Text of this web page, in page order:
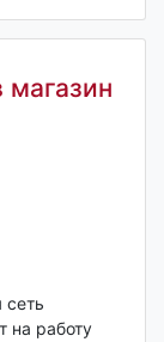
магазин
на работу